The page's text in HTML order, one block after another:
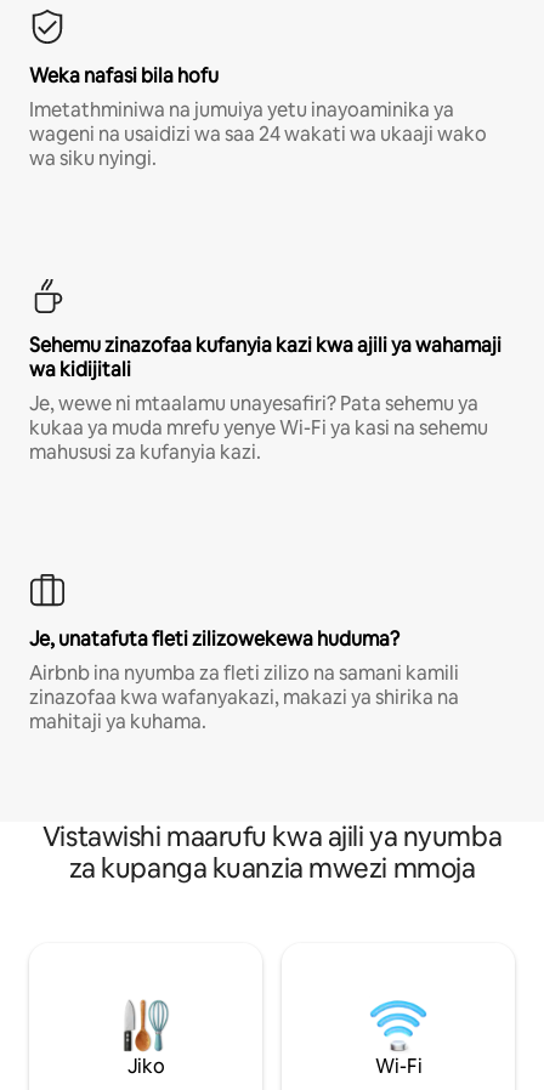
Weka nafasi bila hofu
Imetathminiwa na jumuiya yetu inayoaminika ya
wageni na usaidizi wa saa 24 wakati wa ukaaji wako
wa siku nyingi.
Sehemu zinazofaa kufanyia kazi kwa ajili ya wahamaji
wa kidijitali
Je, wewe ni mtaalamu unayesafiri? Pata sehemu ya
kukaa ya muda mrefu yenye Wi-Fi ya kasi na sehemu
mahususi za kufanyia kazi.
Je, unatafuta fleti zilizowekewa huduma?
Airbnb ina nyumba za fleti zilizo na samani kamili
zinazofaa kwa wafanyakazi, makazi ya shirika na
mahitaji ya kuhama.
Vistawishi maarufu kwa ajili ya nyumba
za kupanga kuanzia mwezi mmoja
Jiko Wi-Fi